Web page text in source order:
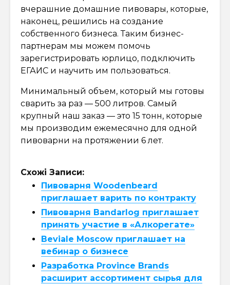
вчерашние домашние пивовары, которые,
наконец, решились на создание
собственного бизнеса. Таким бизнес-
партнерам мы можем помочь
зарегистрировать юрлицо, подключить
ЕГАИС и научить им пользоваться.
Минимальный объем, который мы готовы
сварить за раз — 500 литров. Самый
крупный наш заказ — это 15 тонн, которые
мы производим ежемесячно для одной
пивоварни на протяжении 6 лет.
Схожі Записи:
Пивоварня Woodenbeard
приглашает варить по контракту
Пивоварня Bandarlog приглашает
принять участие в «Алкорегате»
Beviale Moscow приглашает на
вебинар о бизнесе
Разработка Province Brands
расширит ассортимент сырья для